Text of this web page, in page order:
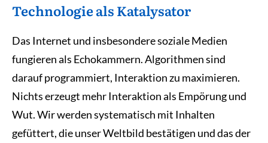
Technologie als Katalysator
Das Internet und insbesondere soziale Medien
fungieren als Echokammern. Algorithmen sind
darauf programmiert, Interaktion zu maximieren.
Nichts erzeugt mehr Interaktion als Empörung und
Wut. Wir werden systematisch mit Inhalten
gefüttert, die unser Weltbild bestätigen und das der